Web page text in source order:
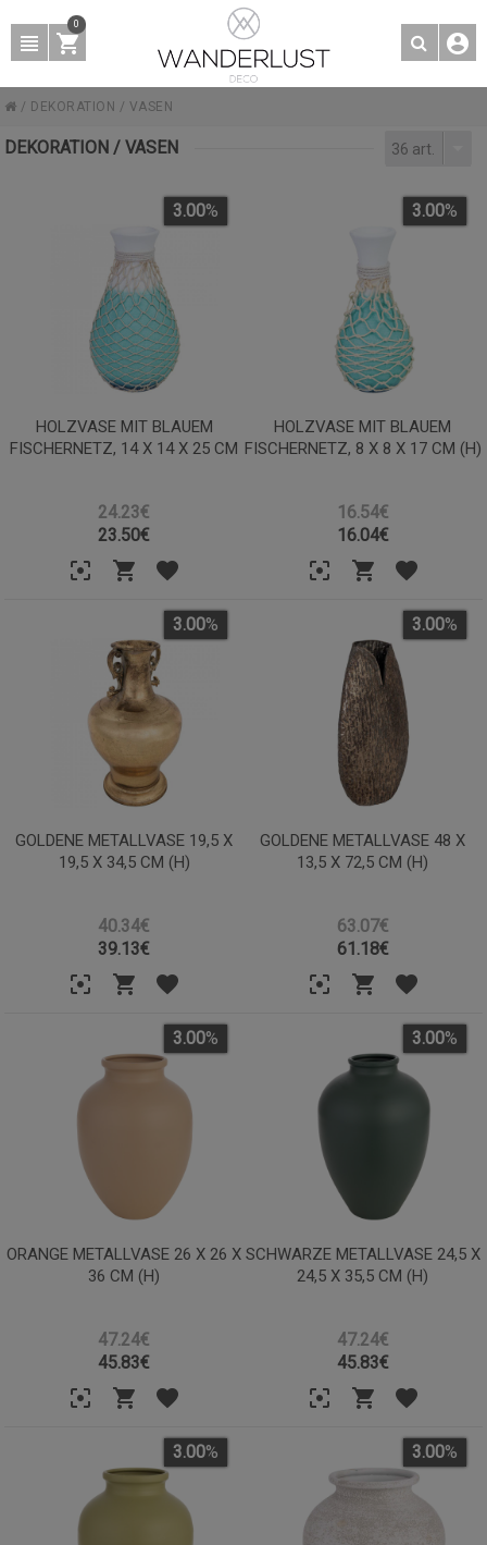
0
/ DEKORATION / VASEN
DEKORATION / VASEN 36 art.
HOLZVASE MIT BLAUEM
FISCHERNETZ, 14 X 14 X 25 CM
24.23€
3.00%
23.50€
HOLZVASE MIT BLAUEM
FISCHERNETZ, 8 X 8 X 17 CM (H)
16.54€
3.00%
16.04€
GOLDENE METALLVASE 19,5 X
19,5 X 34,5 CM (H)
40.34€
3.00%
39.13€
GOLDENE METALLVASE 48 X
13,5 X 72,5 CM (H)
63.07€
3.00%
61.18€
ORANGE METALLVASE 26 X 26 X
36 CM (H)
47.24€
3.00%
45.83€
SCHWARZE METALLVASE 24,5 X
24,5 X 35,5 CM (H)
47.24€
3.00%
45.83€
3.00% 3.00%